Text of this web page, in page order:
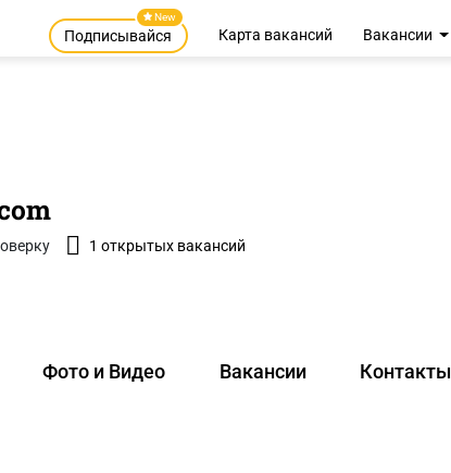
New
Подписывайся Карта вакансий Вакансии
1 открытых вакансий
Фото и Видео Вакансии Контакты